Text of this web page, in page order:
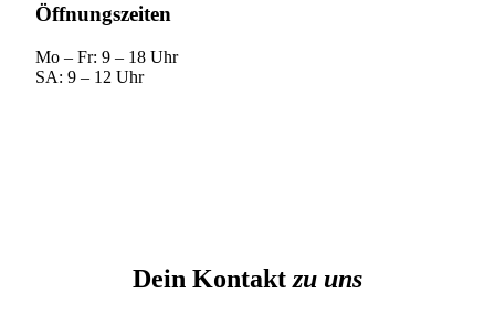
Öffnungszeiten
Mo – Fr: 9 – 18 Uhr
SA: 9 – 12 Uhr
Dein Kontakt zu uns